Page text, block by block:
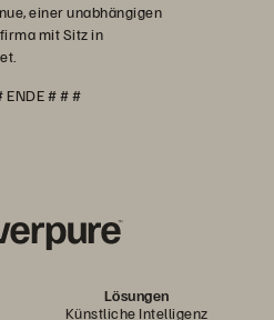
einer unabhängigen
mit Sitz in
ENDE # # #
Lösungen
Künstliche Intelligenz